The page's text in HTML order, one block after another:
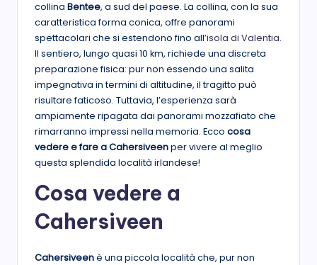
collina Bentee, a sud del paese. La collina, con la sua
caratteristica forma conica, offre panorami
spettacolari che si estendono fino all’isola di Valentia.
Il sentiero, lungo quasi 10 km, richiede una discreta
preparazione fisica: pur non essendo una salita
impegnativa in termini di altitudine, il tragitto può
risultare faticoso. Tuttavia, l’esperienza sarà
ampiamente ripagata dai panorami mozzafiato che
rimarranno impressi nella memoria. Ecco cosa
vedere e fare a Cahersiveenper vivere al meglio
questa splendida località irlandese!
Cosa vedere a
Cahersiveen
Cahersiveenè una piccola località che, pur non